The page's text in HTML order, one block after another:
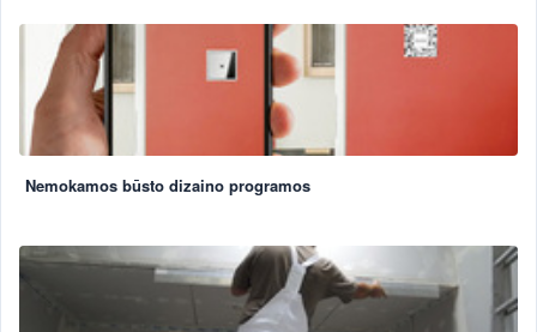
Nemokamos būsto dizaino programos